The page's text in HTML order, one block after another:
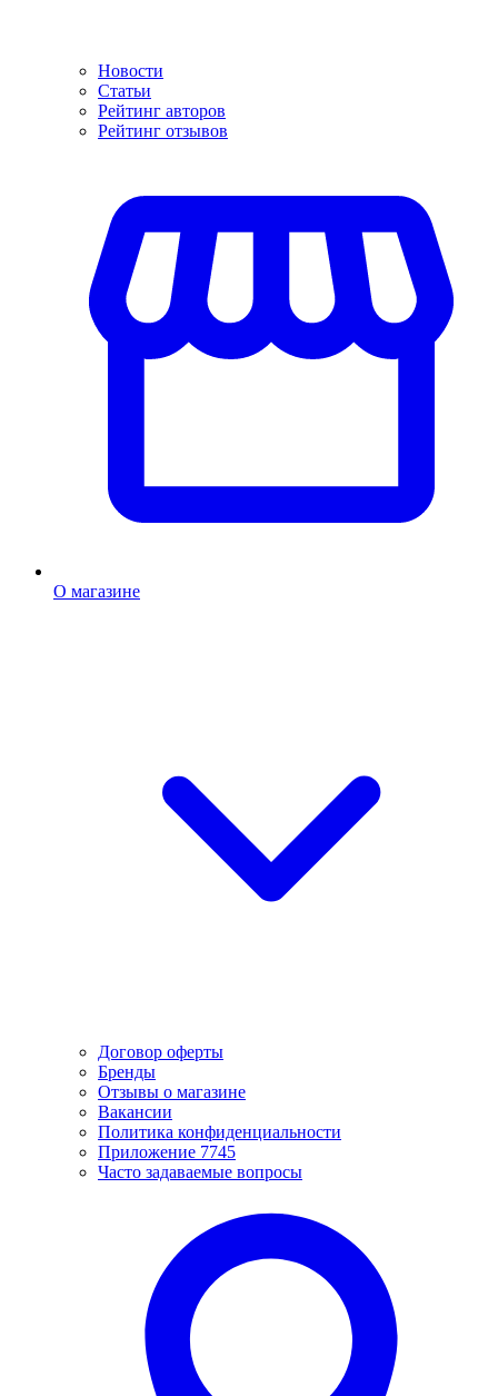
Новости
Статьи
Рейтинг авторов
Рейтинг отзывов
О магазине
Договор оферты
Бренды
Отзывы о магазине
Вакансии
Политика конфиденциальности
Приложение 7745
Часто задаваемые вопросы